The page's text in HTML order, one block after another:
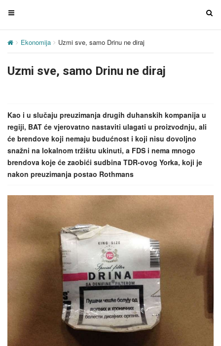
T
g
e
i
g
a
t
i
o
T
g
Ekonomija Uzmi sve, samo Drinu ne diraj
Uzmi sve, samo Drinu ne diraj
Kao i u slučaju preuzimanja drugih duhanskih kompanija u
regiji, BAT će vjerovatno nastaviti ulagati u proizvodnju, ali
će brendove koji nemaju budućnost i koji nisu dovoljno
snažni na lokalnom tržištu ukinuti, a FDS i nema mnogo
brendova koje će zaobići sudbina TDR-ovog Yorka, koji je
nakon preuzimanja postao Rothmans